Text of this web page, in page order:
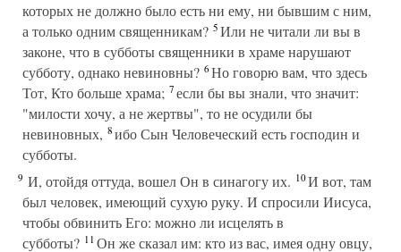
которых не должно было есть ни ему, ни бывшим с ним,
а только одним священникам? 5Или не читали ли вы в
законе, что в субботы священники в храме нарушают
субботу, однако невиновны? 6Но говорю вам, что здесь
Тот, Кто больше храма; 7если бы вы знали, что значит:
"милости хочу, а не жертвы", то не осудили бы
невиновных, 8ибо Сын Человеческий есть господин и
субботы.
9 И, отойдя оттуда, вошел Он в синагогу их. 10И вот, там
был человек, имеющий сухую руку. И спросили Иисуса,
чтобы обвинить Его: можно ли исцелять в
субботы? 11Он же сказал им: кто из вас, имея одну овцу,